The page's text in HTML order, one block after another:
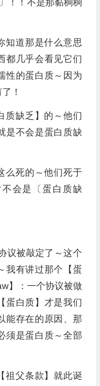
知道那是什么意思
都几乎会看见它们
性的蛋白质～因为
！
质缺乏】的～他们
是不会是蛋白质缺
么死的～他们死于
会是〔蛋白质缺
议被敲定了～这个
我有讲过那个【蛋
】：一个协议被做
蛋白质】才是我们
能存在的原因、那
须是蛋白质～全部
祖父条款】就此诞